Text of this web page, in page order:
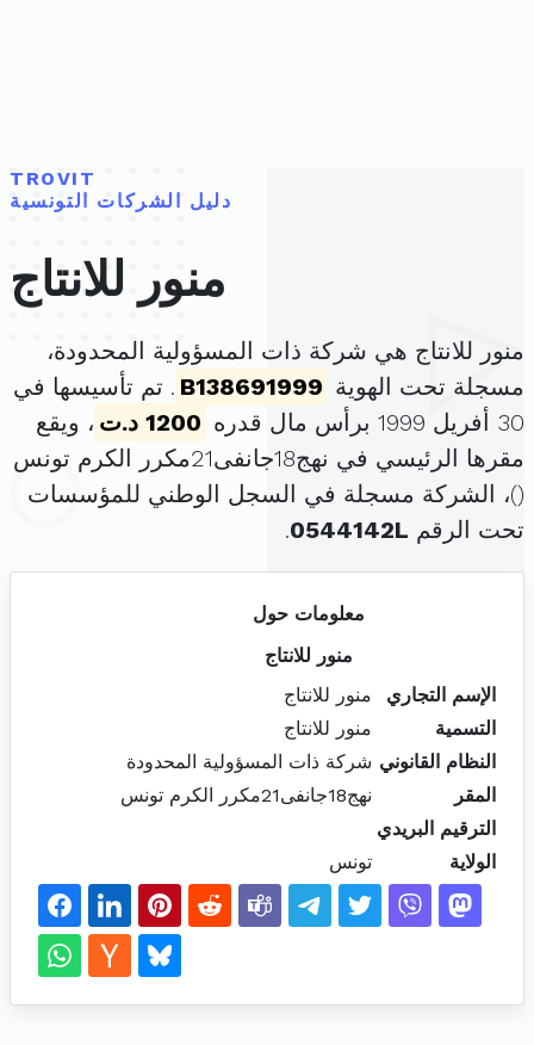
TROVIT
دليل الشركات التونسية
منور للانتاج
منور للانتاج هي شركة ذات المسؤولية المحدودة،
مسجلة تحت الهوية B138691999 . تم تأسيسها في
30 أفريل 1999 برأس مال قدره
1200 د.ت
، ويقع
مقرها الرئيسي في نهج18جانفى21مكرر الكرم تونس
()، الشركة مسجلة في السجل الوطني للمؤسسات
تحت الرقم 0544142L
.
معلومات حول
منور للانتاج
الإسم التجاري
منور للانتاج
التسمية
منور للانتاج
النظام القانوني شركة ذات المسؤولية المحدودة
المقر
نهج18جانفى21مكرر الكرم تونس
الترقيم البريدي
الولاية
تونس